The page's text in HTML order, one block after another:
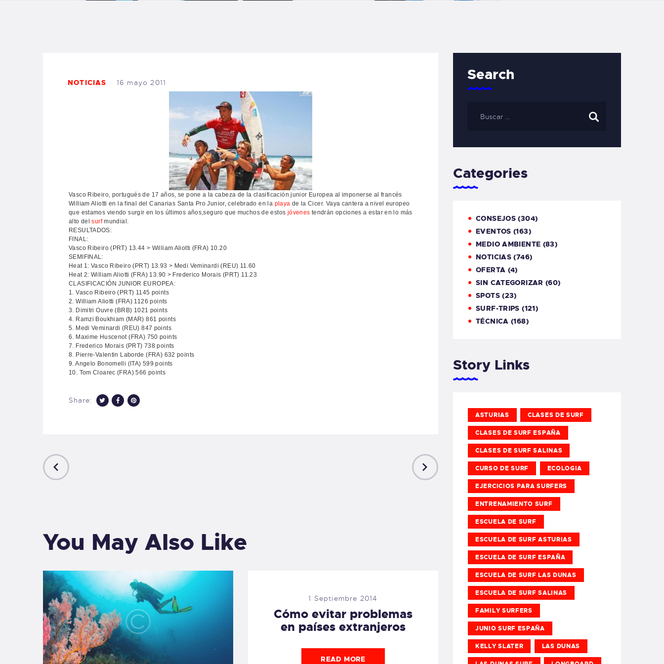
CARRITO
TIENDA FAMILY
SURFERS
WEBCAM SALINAS
PEDIDOS
NOTICIAS 16 mayo 2011
Vasco Ribeiro, portugués de 17 años, se pone a la cabeza de la clasificación junior Europea al imponerse al francés
William Aliotti en la final del Canarias Santa Pro Junior, celebrado en la playa de la Cicer. Vaya cantera a nivel europeo
que estamos viendo surgir en los últimos años,seguro que muchos de estos jóvenes tendrán opciones a estar en lo más
alto delsurfmundial.
RESULTADOS:
FINAL:
Vasco Ribeiro (PRT) 13.44 > William Aliotti (FRA) 10.20
SEMIFINAL:
Heat 1: Vasco Ribeiro (PRT) 13.93 > Medi Veminardi (REU) 11.60
Heat 2: William Aliotti (FRA) 13.90 > Frederico Morais (PRT) 11.23
CLASIFICACIÓN JUNIOR EUROPEA:
1. Vasco Ribeiro (PRT) 1145 points
2. William Aliotti (FRA) 1126 points
3. Dimitri Ouvre (BRB) 1021 points
4. Ramzi Boukhiam (MAR) 861 points
5. Medi Veminardi (REU) 847 points
6. Maxime Huscenot (FRA) 750 points
7. Frederico Morais (PRT) 738 points
8. Pierre-Valentin Laborde (FRA) 632 points
9. Angelo Bonomelli (ITA) 599 points
10. Tom Cloarec (FRA) 566 points
Share:
You May Also Like
1 Septiembre 2014
Cómo evitar problemas
en países extranjeros
READ MORE
Search
Categories
CONSEJOS (304)
EVENTOS (163)
MEDIO AMBIENTE (83)
NOTICIAS (746)
OFERTA (4)
SIN CATEGORIZAR (60)
SPOTS(23)
SURF-TRIPS (121)
TÉCNICA (168)
Story Links
ASTURIAS CLASES DE SURF
CLASES DE SURF ESPAÑA
CLASES DE SURF SALINAS
CURSO DE SURF ECOLOGIA
EJERCICIOS PARA SURFERS
ENTRENAMIENTO SURF
ESCUELA DE SURF
ESCUELA DE SURF ASTURIAS
ESCUELA DE SURF ESPAÑA
ESCUELA DE SURF LAS DUNAS
ESCUELA DE SURF SALINAS
FAMILY SURFERS
JUNIO SURF ESPAÑA
KELLY SLATER LAS DUNAS